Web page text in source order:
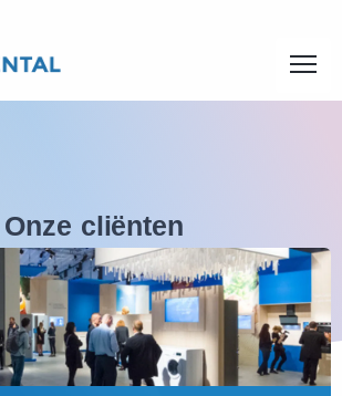
Onze cliënten
en evenveel technische expertise